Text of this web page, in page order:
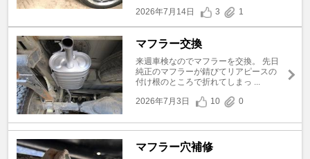
2026年7月14日
3 1
マフラー交換
来週車検なのでマフラーを交換。 先日
純正のマフラーが錆びてリアピースの
付け根のところで折れてしまっ ...
2026年7月3日
10 0
マフラー穴補修